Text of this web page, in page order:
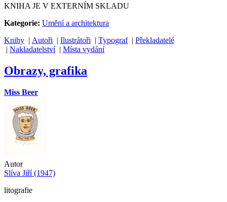
KNIHA JE V EXTERNÍM SKLADU
Kategorie: Umění a architektura
Knihy | Autoři | Ilustrátoři | Typograf| Překladatelé
| Nakladatelství| Místa vydání
Obrazy, grafika
Miss Beer
Autor
Slíva Jiří (1947)
litografie